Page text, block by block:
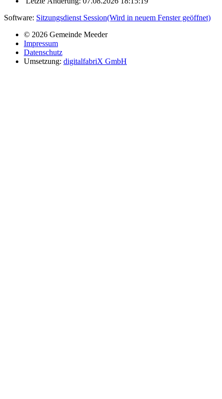
Software: Sitzungsdienst Session(Wird in neuem Fenster geöffnet)
© 2026 Gemeinde Meeder
Impressum
Datenschutz
Umsetzung: digitalfabriX GmbH